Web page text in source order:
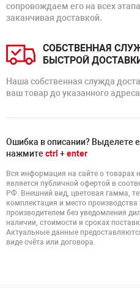
сопровождаем его на всех
заканчивая доставкой.
СОБСТВЕННАЯ
БЫСТРОЙ
Наша собственная служда
ваш товар до указанного
Ошибка в описании? Выделете
нажмите ctrl +enter
Вся информация на сайте о товарах
является публичной офертой в
РФ. Внешний вид, цветовая гамма,
комплектация и место
производителем без уведомления
наличии, стоимости и сроках
Актуальные данные
виде счёта или договора.